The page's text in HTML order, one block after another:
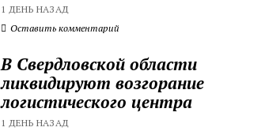
1 ДЕНЬ НАЗАД
Оставить комментарий
В Свердловской области
ликвидируют возгорание
логистического центра
1 ДЕНЬ НАЗАД